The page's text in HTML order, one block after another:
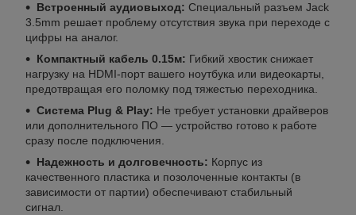
Встроенный аудиовыход: Специальный разъем Jack
3.5mm решает проблему отсутствия звука при переходе с
цифры на аналог.
Компактный кабель 0.15м: Гибкий хвостик снижает
нагрузку на HDMI-порт вашего ноутбука или видеокарты,
предотвращая его поломку под тяжестью переходника.
Система Plug & Play: Не требует установки драйверов
или дополнительного ПО — устройство готово к работе
сразу после подключения.
Надежность и долговечность: Корпус из
качественного пластика и позолоченные контакты (в
зависимости от партии) обеспечивают стабильный
сигнал.